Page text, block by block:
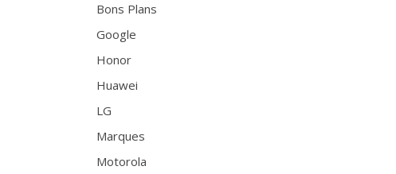
Bons Plans
Google
Honor
Huawei
LG
Marques
Motorola